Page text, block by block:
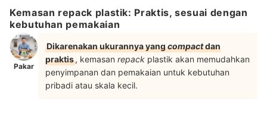
Kemasan repack plastik: Praktis, sesuai dengan
kebutuhan pemakaian
Pakar
Dikarenakan ukurannya yangcompactdan
praktis, kemasan repack plastik akan memudahkan
penyimpanan dan pemakaian untuk kebutuhan
pribadi atau skala kecil.